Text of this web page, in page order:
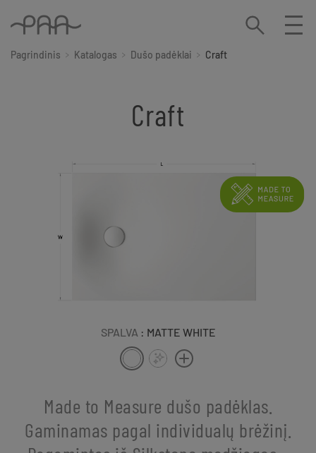
Pagrindinis Katalogas Dušo padėklai Craft
Craft
SPALVA : MATTE WHITE
Made to Measure dušo padėklas.
Gaminamas pagal individualų brėžinį.